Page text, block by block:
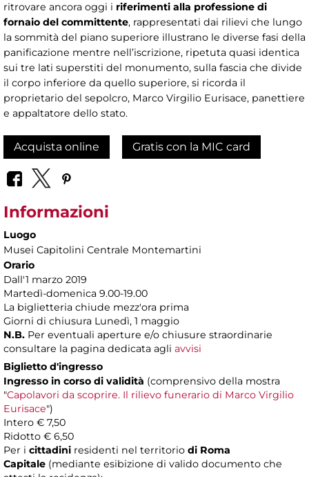
ritrovare ancora oggi i riferimenti alla professione di
fornaio del committente, rappresentati dai rilievi che lungo
la sommità del piano superiore illustrano le diverse fasi della
panificazione mentre nell’iscrizione, ripetuta quasi identica
sui tre lati superstiti del monumento, sulla fascia che divide
il corpo inferiore da quello superiore, si ricorda il
proprietario del sepolcro, Marco Virgilio Eurisace, panettiere
e appaltatore dello stato.
Acquista online Gratis con la MIC card
Informazioni
Luogo
Musei Capitolini Centrale Montemartini
Orario
Dall'1 marzo 2019
Martedì-domenica 9.00-19.00
La biglietteria chiude mezz'ora prima
Giorni di chiusura Lunedì, 1 maggio
N.B. Per eventuali aperture e/o chiusure straordinarie
consultare la pagina dedicata agli avvisi
Biglietto d'ingresso
Ingresso in corso di validità (comprensivo della mostra
"Capolavori da scoprire. Il rilievo funerario di Marco Virgilio
Eurisace")
Intero € 7,50
Ridotto € 6,50
Per i cittadini residenti nel territorio di Roma
Capitale (mediante esibizione di valido documento che